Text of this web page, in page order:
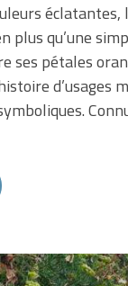
éclatantes,
plus qu’une
ses pétales
d’usages